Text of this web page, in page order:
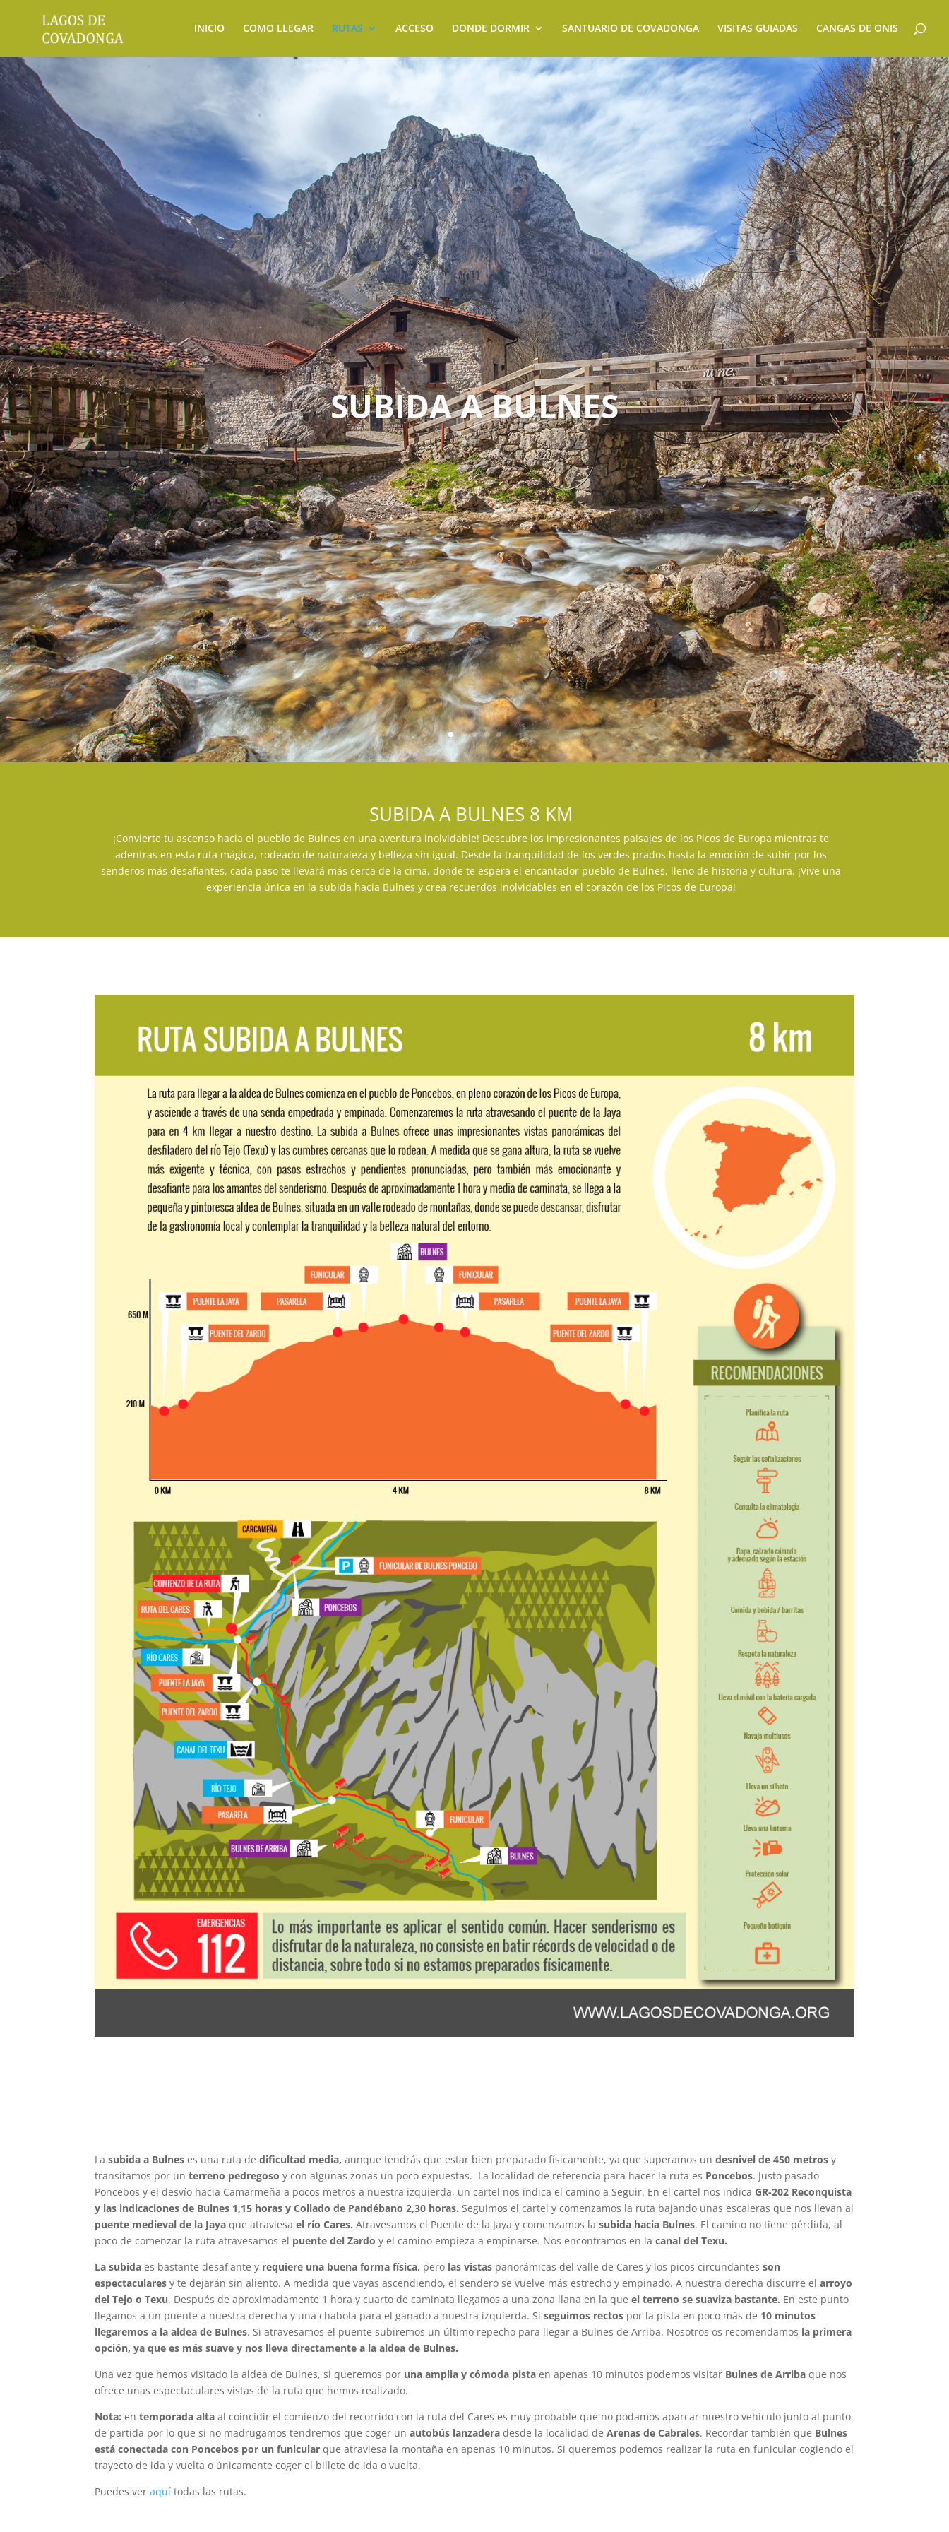
INICIO COMO LLEGAR RUTAS ACCESO DONDE DORMIR SANTUARIO DE COVADONGA VISITAS GUIADAS CANGAS DE ONIS
SUBIDA A BULNES
SUBIDA A BULNES 8 KM
¡Convierte tu ascenso hacia el pueblo de Bulnes en una aventura inolvidable! Descubre los impresionantes paisajes de los Picos de Europa mientras te
adentras en esta ruta mágica, rodeado de naturaleza y belleza sin igual. Desde la tranquilidad de los verdes prados hasta la emoción de subir por los
senderos más desafiantes, cada paso te llevará más cerca de la cima, donde te espera el encantador pueblo de Bulnes, lleno de historia y cultura. ¡Vive una
experiencia única en la subida hacia Bulnes y crea recuerdos inolvidables en el corazón de los Picos de Europa!
Lasubida a Bulnes es una ruta dedificultad media, aunque tendrás que estar bien preparado físicamente, ya que superamos undesnivel de 450 metros y
transitamos por unterreno pedregoso y con algunas zonas un poco expuestas. La localidad de referencia para hacer la ruta es Poncebos. Justo pasado
Poncebos y el desvío hacia Camarmeña a pocos metros a nuestra izquierda, un cartel nos indica el camino a Seguir. En el cartel nos indica GR-202 Reconquista
y las indicaciones de Bulnes 1,15 horas y Collado de Pandébano 2,30 horas. Seguimos el cartel y comenzamos la ruta bajando unas escaleras que nos llevan al
puente medieval de la Jaya que atraviesa el río Cares. Atravesamos el Puente de la Jaya y comenzamos lasubida hacia Bulnes. El camino no tiene pérdida, al
poco de comenzar la ruta atravesamos el puente del Zardo y el camino empieza a empinarse. Nos encontramos en lacanal del Texu.
La subida es bastante desafiante y requiere una buena forma física, pero las vistas panorámicas del valle de Cares y los picos circundantesson
espectaculares y te dejarán sin aliento. A medida que vayas ascendiendo, el sendero se vuelve más estrecho y empinado. A nuestra derecha discurre el arroyo
del Tejo o Texu. Después de aproximadamente 1 hora y cuarto de caminata llegamos a una zona llana en la queel terreno se suaviza bastante. En este punto
llegamos a un puente a nuestra derecha y una chabola para el ganado a nuestra izquierda. Siseguimos rectos por la pista en poco más de 10 minutos
llegaremos a la aldea de Bulnes. Si atravesamos el puente subiremos un último repecho para llegar a Bulnes de Arriba. Nosotros os recomendamos la primera
opción, ya que es más suave y nos lleva directamente a la aldea de Bulnes.
Una vez que hemos visitado la aldea de Bulnes, si queremos por una amplia y cómoda pista en apenas 10 minutos podemos visitar Bulnes de Arriba que nos
ofrece unas espectaculares vistas de la ruta que hemos realizado.
Nota: en temporada alta al coincidir el comienzo del recorrido con la ruta del Cares es muy probable que no podamos aparcar nuestro vehículo junto al punto
de partida por lo que si no madrugamos tendremos que coger unautobús lanzadera desde la localidad deArenas de Cabrales. Recordar también que Bulnes
está conectada con Poncebos por un funicular que atraviesa la montaña en apenas 10 minutos. Si queremos podemos realizar la ruta en funicular cogiendo el
trayecto de ida y vuelta o únicamente coger el billete de ida o vuelta.
Puedes veraquí todas las rutas.